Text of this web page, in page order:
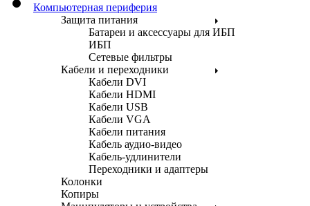
Компьютерная периферия
Защита питания
Батареи и аксессуары для ИБП
ИБП
Сетевые фильтры
Кабели и переходники
Кабели DVI
Кабели HDMI
Кабели USB
Кабели VGA
Кабели питания
Кабель аудио-видео
Кабель-удлинители
Переходники и адаптеры
Колонки
Копиры